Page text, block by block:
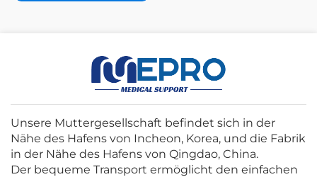
Unsere Muttergesellschaft befindet sich in der
Nähe des Hafens von Incheon, Korea, und die Fabrik
in der Nähe des Hafens von Qingdao, China.
Der bequeme Transport ermöglicht den einfachen